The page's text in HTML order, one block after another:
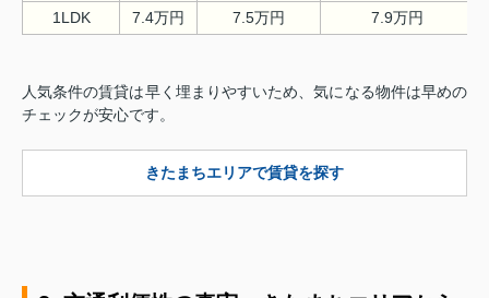
1LDK
7.4万円 7.5万円 7.9万円
人気条件の賃貸は早く埋まりやすいため、気になる物件は早めの
チェックが安心です。
きたまちエリアで賃貸を探す